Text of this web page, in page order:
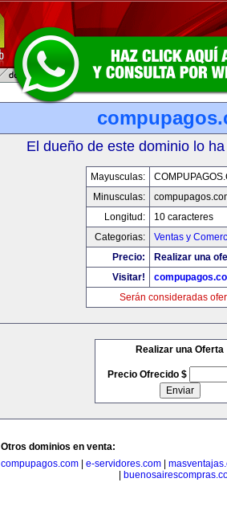
El dueño de este dominio lo
Mayusculas:
Minusculas:
Longitud:
10 caracteres
Categorias:
Ventas y
Precio:
Realizar una
Visitar!
Serán consideradas
Realizar una Oferta
Precio Ofrecido $
Otros dominios en venta:
compupagos.com
e-servidores.com